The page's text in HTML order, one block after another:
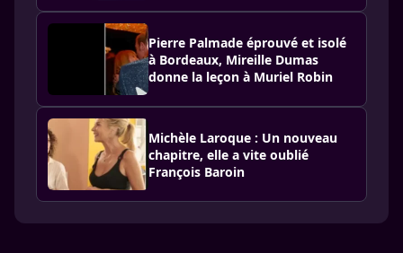
Pierre Palmade éprouvé et isolé
à Bordeaux, Mireille Dumas
donne la leçon à Muriel Robin
Michèle Laroque : Un nouveau
chapitre, elle a vite oublié
François Baroin